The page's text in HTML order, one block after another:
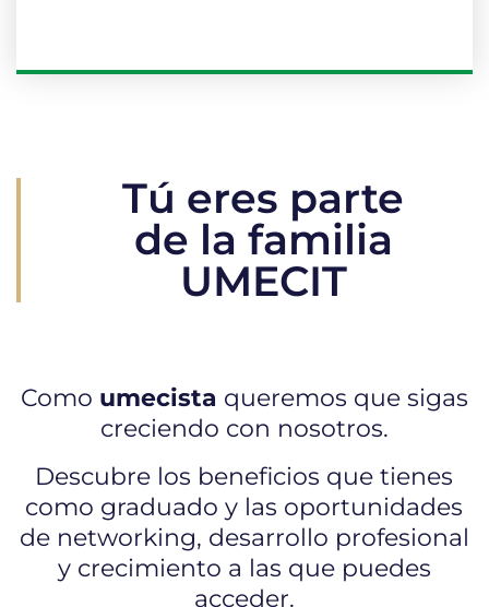
Tú eres parte
de la familia
UMECIT
Como umecista queremos que sigas
creciendo con nosotros.
Descubre los beneficios que tienes
como graduado y las oportunidades
de networking, desarrollo profesional
y crecimiento a las que puedes
acceder.